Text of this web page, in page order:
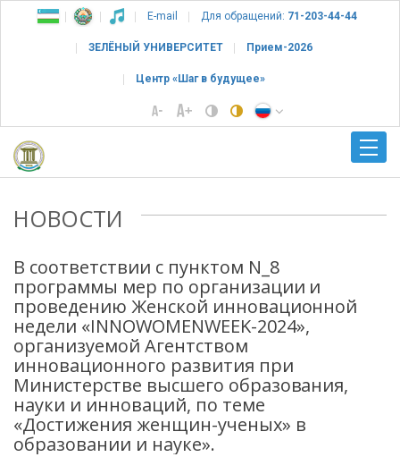
E-mail Для обращений: 71-203-44-44
ЗЕЛЁНЫЙ УНИВЕРСИТЕТ Прием-2026
Центр «Шаг в будущее»
НОВОСТИ
В соответствии с пунктом N_8
программы мер по организации и
проведению Женской инновационной
недели «INNOWOMENWEEK-2024»,
организуемой Агентством
инновационного развития при
Министерстве высшего образования,
науки и инноваций, по теме
«Достижения женщин-ученых» в
образовании и науке».